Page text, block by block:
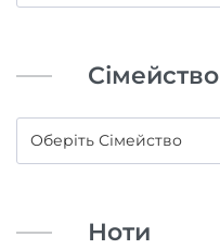
Сімейство
Ноти